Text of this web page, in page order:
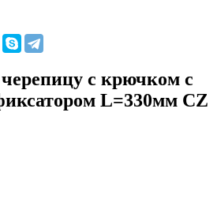
с крючком с
L=330мм CZ